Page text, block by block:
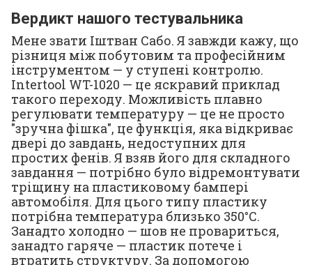
Вердикт нашого тестувальника
Мене звати Іштван Сабо. Я завжди кажу, що
різниця між побутовим та професійним
інструментом — у ступені контролю.
Intertool WT-1020 — це яскравий приклад
такого переходу. Можливість плавно
регулювати температуру — це не просто
"зручна фішка", це функція, яка відкриває
двері до завдань, недоступних для
простих фенів. Я взяв його для складного
завдання — потрібно було відремонтувати
тріщину на пластиковому бампері
автомобіля. Для цього типу пластику
потрібна температура близько 350°С.
Занадто холодно — шов не провариться,
занадто гаряче — пластик потече і
втратить структуру. За допомогою